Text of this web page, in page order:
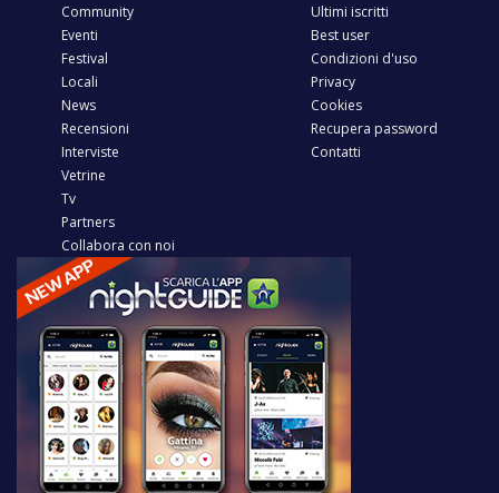
Community
Eventi
Festival
Locali
News
Recensioni
Interviste
Vetrine
Tv
Partners
Collabora con noi
Ultimi iscritti
Best user
Condizioni d'uso
Privacy
Cookies
Recupera password
Contatti